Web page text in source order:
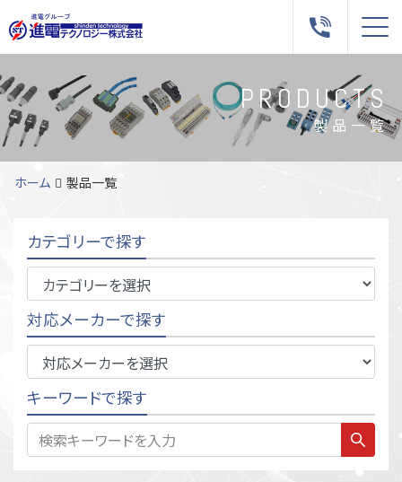
PRODUCTS
製品一覧
ホーム 製品一覧
カテゴリーで探す
対応メーカーで探す
キーワードで探す